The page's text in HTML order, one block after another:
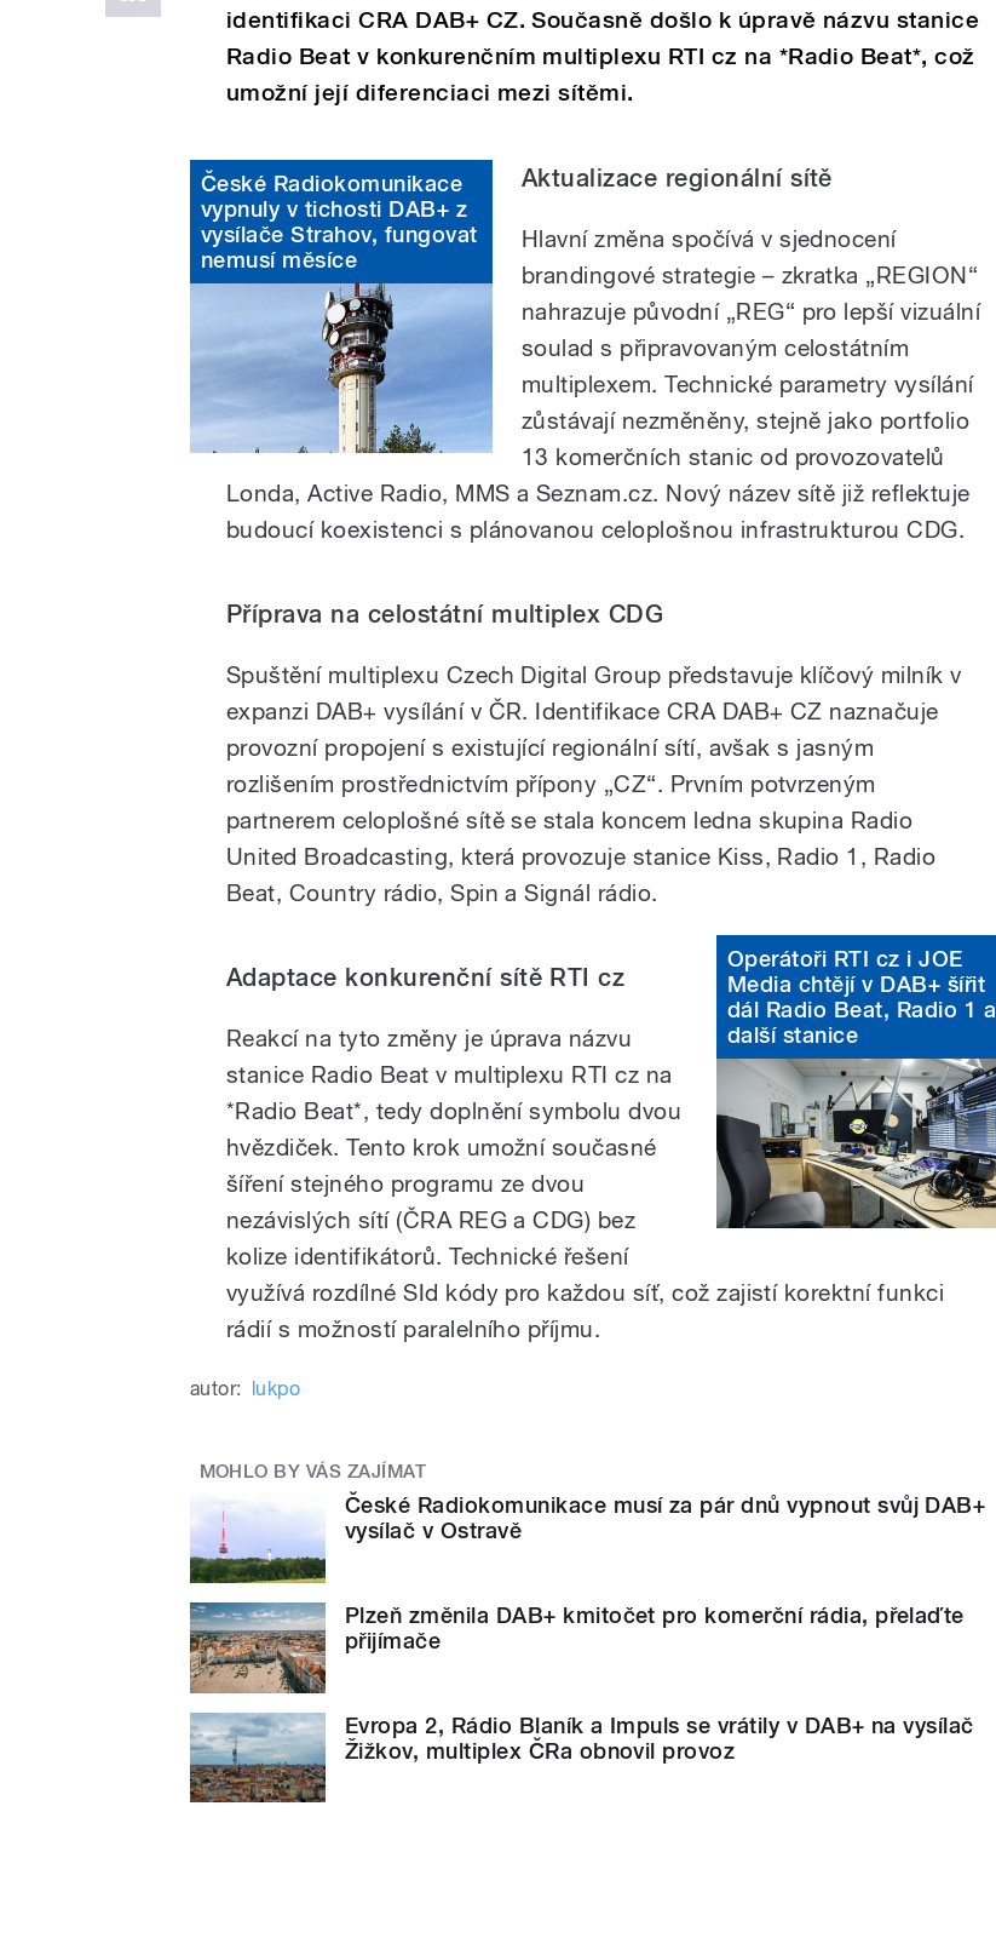
identifikaci CRA DAB+ CZ. Současně došlo k úpravě názvu stanice
Radio Beat v konkurenčním multiplexu RTI cz na *Radio Beat*, což
umožní její diferenciaci mezi sítěmi.
České Radiokomunikace
vypnuly v tichosti DAB+ z
vysílače Strahov, fungovat
nemusí měsíce
Aktualizace regionální sítě
Hlavní změna spočívá v sjednocení
brandingové strategie – zkratka „REGION“
nahrazuje původní „REG“ pro lepší vizuální
soulad s připravovaným celostátním
multiplexem. Technické parametry vysílání
zůstávají nezměněny, stejně jako portfolio
13 komerčních stanic od provozovatelů
Londa, Active Radio, MMS a Seznam.cz. Nový název sítě již reflektuje
budoucí koexistenci s plánovanou celoplošnou infrastrukturou CDG.
Příprava na celostátní multiplex CDG
Spuštění multiplexu Czech Digital Group představuje klíčový milník v
expanzi DAB+ vysílání v ČR. Identifikace CRA DAB+ CZ naznačuje
provozní propojení s existující regionální sítí, avšak s jasným
rozlišením prostřednictvím přípony „CZ“. Prvním potvrzeným
partnerem celoplošné sítě se stala koncem ledna skupina Radio
United Broadcasting, která provozuje stanice Kiss, Radio 1, Radio
Beat, Country rádio, Spin a Signál rádio.
Operátoři RTI cz i JOE
Media chtějí v DAB+ šířit
dál Radio Beat, Radio 1 a
další stanice
Adaptace konkurenční sítě RTI cz
Reakcí na tyto změny je úprava názvu
stanice Radio Beat v multiplexu RTI cz na
*Radio Beat*, tedy doplnění symbolu dvou
hvězdiček. Tento krok umožní současné
šíření stejného programu ze dvou
nezávislých sítí (ČRA REG a CDG) bez
kolize identifikátorů. Technické řešení
využívá rozdílné SId kódy pro každou síť, což zajistí korektní funkci
rádií s možností paralelního příjmu.
autor: lukpo
MOHLO BY VÁS ZAJÍMAT
České Radiokomunikace musí za pár dnů vypnout svůj DAB+
vysílač v Ostravě
Plzeň změnila DAB+ kmitočet pro komerční rádia, přelaďte
přijímače
Evropa 2, Rádio Blaník a Impuls se vrátily v DAB+ na vysílač
Žižkov, multiplex ČRa obnovil provoz